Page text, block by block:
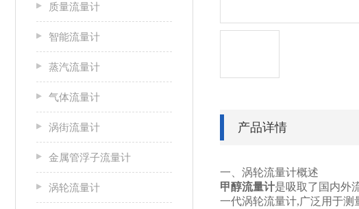
质量流量计
智能流量计
蒸汽流量计
气体流量计
涡街流量计
金属管浮子流量计
涡轮流量计
产品详情
一、涡轮流量计概述
甲醇流量计是吸取了国内外
一代涡轮流量计,广泛用于测